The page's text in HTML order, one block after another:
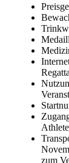
zum